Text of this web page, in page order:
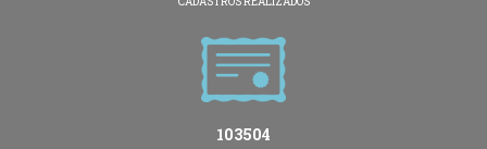
103504